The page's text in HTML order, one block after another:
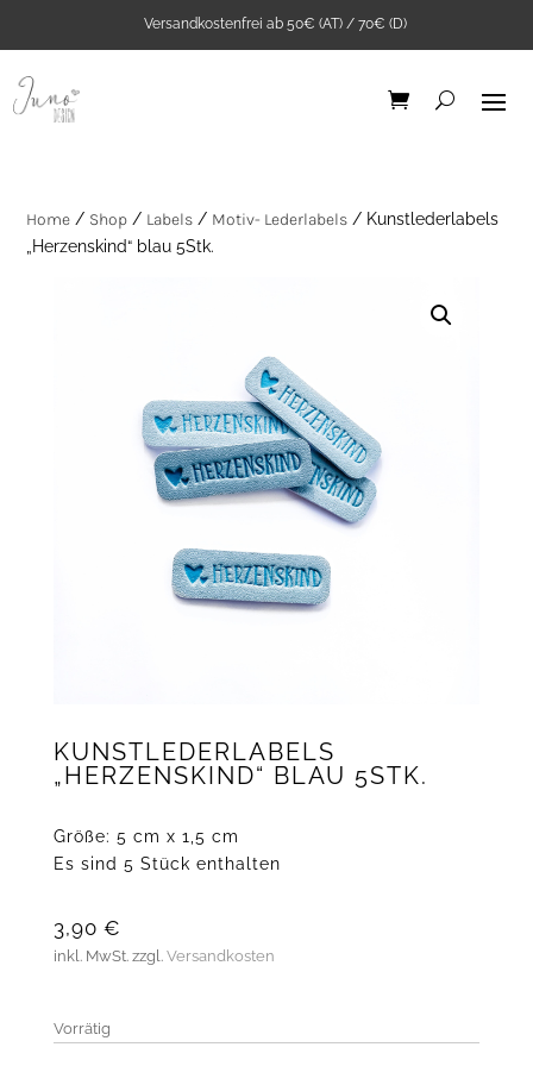
Versandkostenfrei ab 50€ (AT) / 70€ (D)
Home / Shop / Labels / Motiv- Lederlabels / Kunstlederlabels
„Herzenskind“ blau 5Stk.
KUNSTLEDERLABELS
„HERZENSKIND“ BLAU 5STK.
Größe: 5 cm x 1,5 cm
Es sind 5 Stück enthalten
3,90 €
inkl. MwSt. zzgl. Versandkosten
Vorrätig